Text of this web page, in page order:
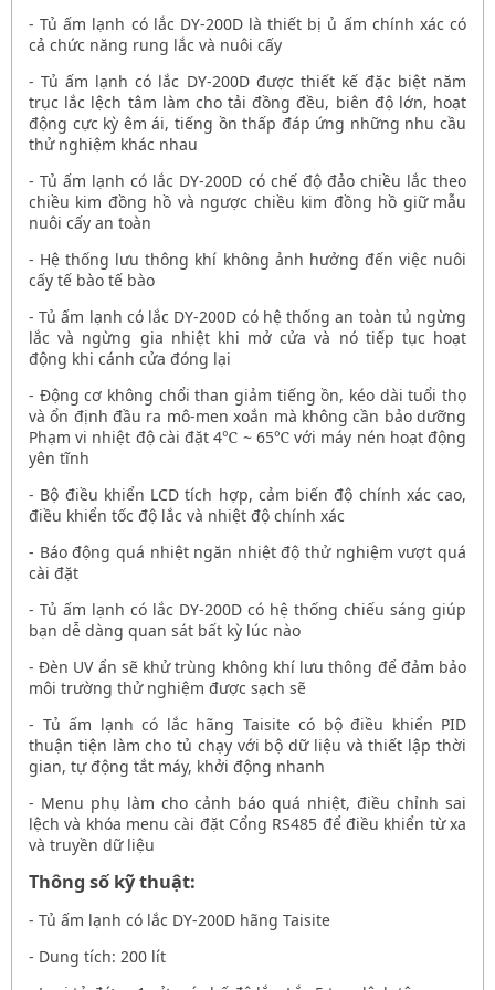
-Tủ ấm lạnh có lắc DY-200Dlà thiết bị ủ ấm chính xác có
cả chức năng rung lắc và nuôi cấy
-Tủ ấm lạnh có lắc DY-200Dđược thiết kế đặc biệt năm
trục lắc lệch tâm làm cho tải đồng đều, biên độ lớn, hoạt
động cực kỳ êm ái, tiếng ồn thấp đáp ứng những nhu cầu
thử nghiệm khác nhau
-Tủ ấm lạnh có lắc DY-200D có chế độ đảo chiều lắc theo
chiều kim đồng hồ và ngược chiều kim đồng hồ giữ mẫu
nuôi cấy an toàn
- Hệ thống lưu thông khí không ảnh hưởng đến việc nuôi
cấy tế bào tế bào
-Tủ ấm lạnh có lắc DY-200D có hệ thống an toàn tủ ngừng
lắc và ngừng gia nhiệt khi mở cửa và nó tiếp tục hoạt
động khi cánh cửa đóng lại
- Động cơ không chổi than giảm tiếng ồn, kéo dài tuổi thọ
và ổn định đầu ra mô-men xoắn mà không cần bảo dưỡng
Phạm vi nhiệt độ cài đặt 4℃ ~ 65℃ với máy nén hoạt động
yên tĩnh
- Bộ điều khiển LCD tích hợp, cảm biến độ chính xác cao,
điều khiển tốc độ lắc và nhiệt độ chính xác
- Báo động quá nhiệt ngăn nhiệt độ thử nghiệm vượt quá
cài đặt
- Tủ ấm lạnh có lắc DY-200D có hệ thống chiếu sáng giúp
bạn dễ dàng quan sát bất kỳ lúc nào
- Đèn UV ẩn sẽ khử trùng không khí lưu thông để đảm bảo
môi trường thử nghiệm được sạch sẽ
- Tủ ấm lạnh có lắc hãng Taisitecó bộ điều khiển PID
thuận tiện làm cho tủ chạy với bộ dữ liệu và thiết lập thời
gian, tự động tắt máy, khởi động nhanh
- Menu phụ làm cho cảnh báo quá nhiệt, điều chỉnh sai
lệch và khóa menu cài đặt Cổng RS485 để điều khiển từ xa
và truyền dữ liệu
Thông số kỹ thuật:
- Tủ ấm lạnh có lắc DY-200D hãng Taisite
- Dung tích: 200 lít